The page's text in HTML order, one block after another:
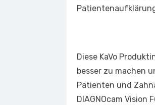
Diese KaVo
besser zu machen
Patienten und
DIAGNOcam Vision